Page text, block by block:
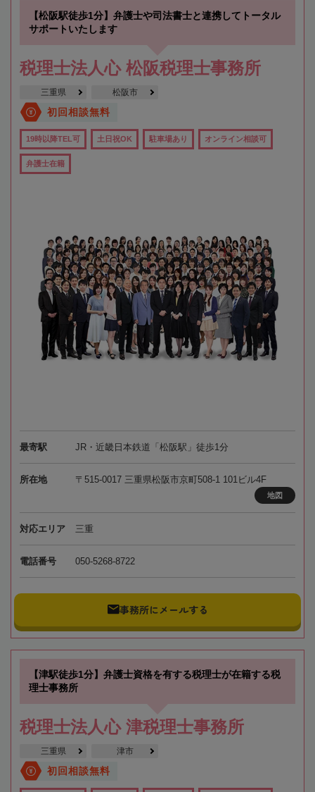
【松阪駅徒歩1分】弁護士や司法書士と連携してトータル
サポートいたします
税理士法人心 松阪税理士事務所
三重県 松阪市
初回相談無料
19時以降TEL可 土日祝OK 駐車場あり オンライン相談可
弁護士在籍
最寄駅 JR・近畿日本鉄道「松阪駅」徒歩1分
所在地 〒515-0017 三重県松阪市京町508-1 101ビル4F
地図
対応エリア 三重
電話番号 050-5268-8722
事務所にメールする
【津駅徒歩1分】弁護士資格を有する税理士が在籍する税
理士事務所
税理士法人心 津税理士事務所
三重県 津市
初回相談無料